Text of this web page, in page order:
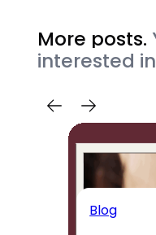
More posts.
interested
Blog